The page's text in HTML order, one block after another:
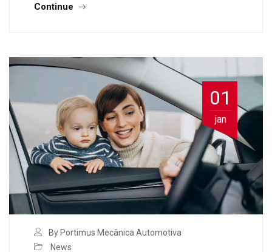
Continue
01
jan
By Portimus Mecânica Automotiva
News